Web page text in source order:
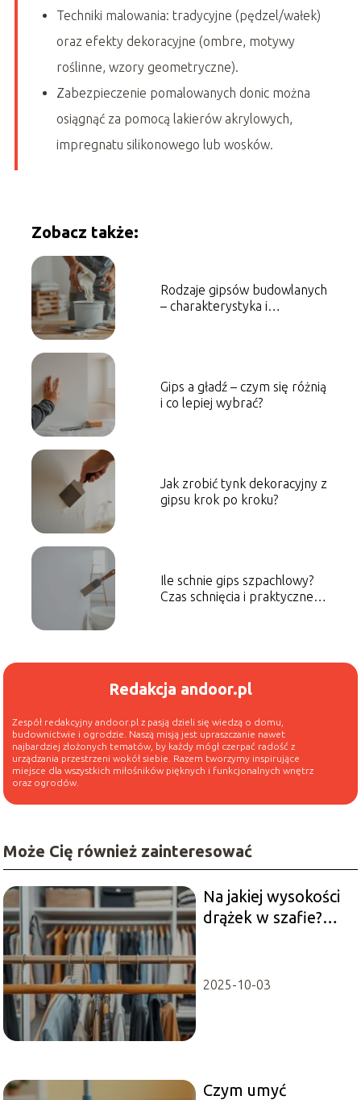
Techniki malowania: tradycyjne (pędzel/wałek)
oraz efekty dekoracyjne (ombre, motywy
roślinne, wzory geometryczne).
Zabezpieczenie pomalowanych donic można
osiągnąć za pomocą lakierów akrylowych,
impregnatu silikonowego lub wosków.
Zobacz także:
Rodzaje gipsów budowlanych
– charakterystyka i
Gips a gładź – czym się różnią
i co lepiej wybrać?
Jak zrobić tynk dekoracyjny z
gipsu krok po kroku?
Ile schnie gips szpachlowy?
Czas schnięcia i praktyczne
Redakcja andoor.pl
Zespół redakcyjny andoor.pl z pasją dzieli się wiedzą o domu,
budownictwie i ogrodzie. Naszą misją jest upraszczanie nawet
najbardziej złożonych tematów, by każdy mógł czerpać radość z
urządzania przestrzeni wokół siebie. Razem tworzymy inspirujące
miejsce dla wszystkich miłośników pięknych i funkcjonalnych wnętrz
oraz ogrodów.
Może Cię również zainteresować
Na jakiej wysokości
drążek w szafie?
2025-10-03
Czym umyć